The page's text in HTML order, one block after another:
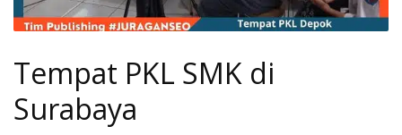
Tempat PKL SMK di
Surabaya